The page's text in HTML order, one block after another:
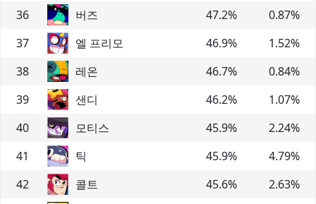
36
버즈 47.2% 0.87%
37
엘 프리모 46.9% 1.52%
38
레온 46.7% 0.84%
39
샌디 46.2% 1.07%
40
모티스 45.9% 2.24%
41
틱 45.9% 4.79%
42
콜트 45.6% 2.63%